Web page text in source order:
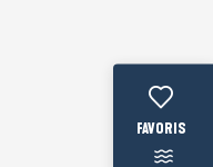
Voir les